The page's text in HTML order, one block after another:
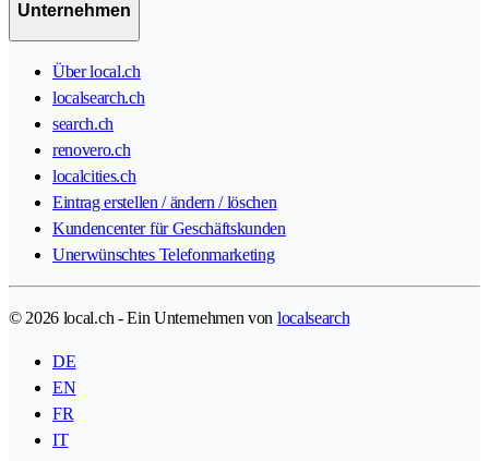
Unternehmen
Über local.ch
localsearch.ch
search.ch
renovero.ch
localcities.ch
Eintrag erstellen / ändern / löschen
Kundencenter für Geschäftskunden
Unerwünschtes Telefonmarketing
© 2026 local.ch - Ein Unternehmen von localsearch
DE
EN
FR
IT